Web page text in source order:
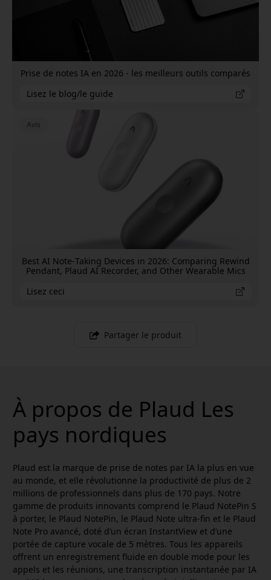
Prise de notes IA en 2026 - les meilleurs outils comparés
Lisez le blog/le guide
Avis
Best AI Note‑Taking Devices in 2026: Comparing Rewind
Pendant, Plaud AI Recorder, and Other Wearable Mics
Lisez ceci
Partager le produit
À propos de Plaud Les
pays nordiques
Plaud est la marque de prise de notes par IA la plus en vue
au monde, et elle révolutionne la productivité de plus de 2
millions de professionnels dans plus de 170 pays. Notre
gamme de produits innovants comprend le Plaud NotePin S
à porter, le Plaud NotePin, le Plaud Note ultra-fin et le Plaud
Note Pro avancé, doté d’un écran InstantView et d’une
portée de capture vocale de 5 mètres. Tous les appareils
offrent un enregistrement fluide en double mode pour les
appels et les réunions, une transcription instantanée par IA